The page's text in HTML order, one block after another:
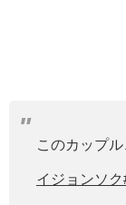
このカップ
イジョンソク